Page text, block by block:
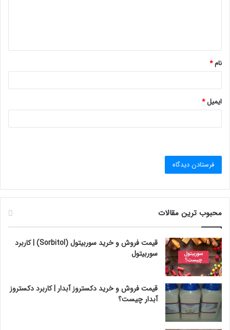
*
نام*
ایمیل*
محبوب ترین مقالات
قیمت فروش و خرید سوربیتول (Sorbitol) | کاربرد
سوربیتول
قیمت فروش و خرید دکستروز آبدار | کاربرد دکستروز
آبدار چیست؟